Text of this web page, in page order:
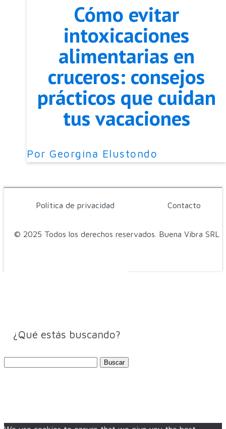
Cómo evitar
intoxicaciones
alimentarias en
cruceros: consejos
prácticos que cuidan
tus vacaciones
Por Georgina Elustondo
© 2025 Todos los derechos reservados. Buena Vibra SRL
Política de privacidad Contacto
¿Qué estás buscando?